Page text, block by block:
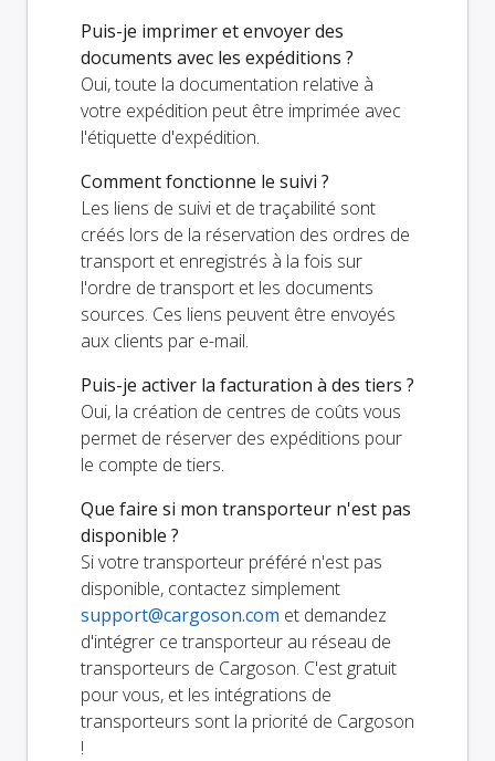
Puis-je imprimer et envoyer des
documents avec les expéditions ?
Oui, toute la documentation relative à
votre expédition peut être imprimée avec
l'étiquette d'expédition.
Comment fonctionne le suivi ?
Les liens de suivi et de traçabilité sont
créés lors de la réservation des ordres de
transport et enregistrés à la fois sur
l'ordre de transport et les documents
sources. Ces liens peuvent être envoyés
aux clients par e-mail.
Puis-je activer la facturation à des tiers ?
Oui, la création de centres de coûts vous
permet de réserver des expéditions pour
le compte de tiers.
Que faire si mon transporteur n'est pas
disponible ?
Si votre transporteur préféré n'est pas
disponible, contactez simplement
support@cargoson.com et demandez
d'intégrer ce transporteur au réseau de
transporteurs de Cargoson. C'est gratuit
pour vous, et les intégrations de
transporteurs sont la priorité de Cargoson
!